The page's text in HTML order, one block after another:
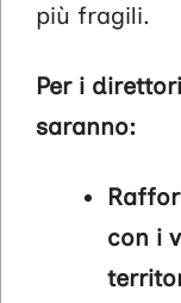
più fragili.
Per i
saranno:
con i